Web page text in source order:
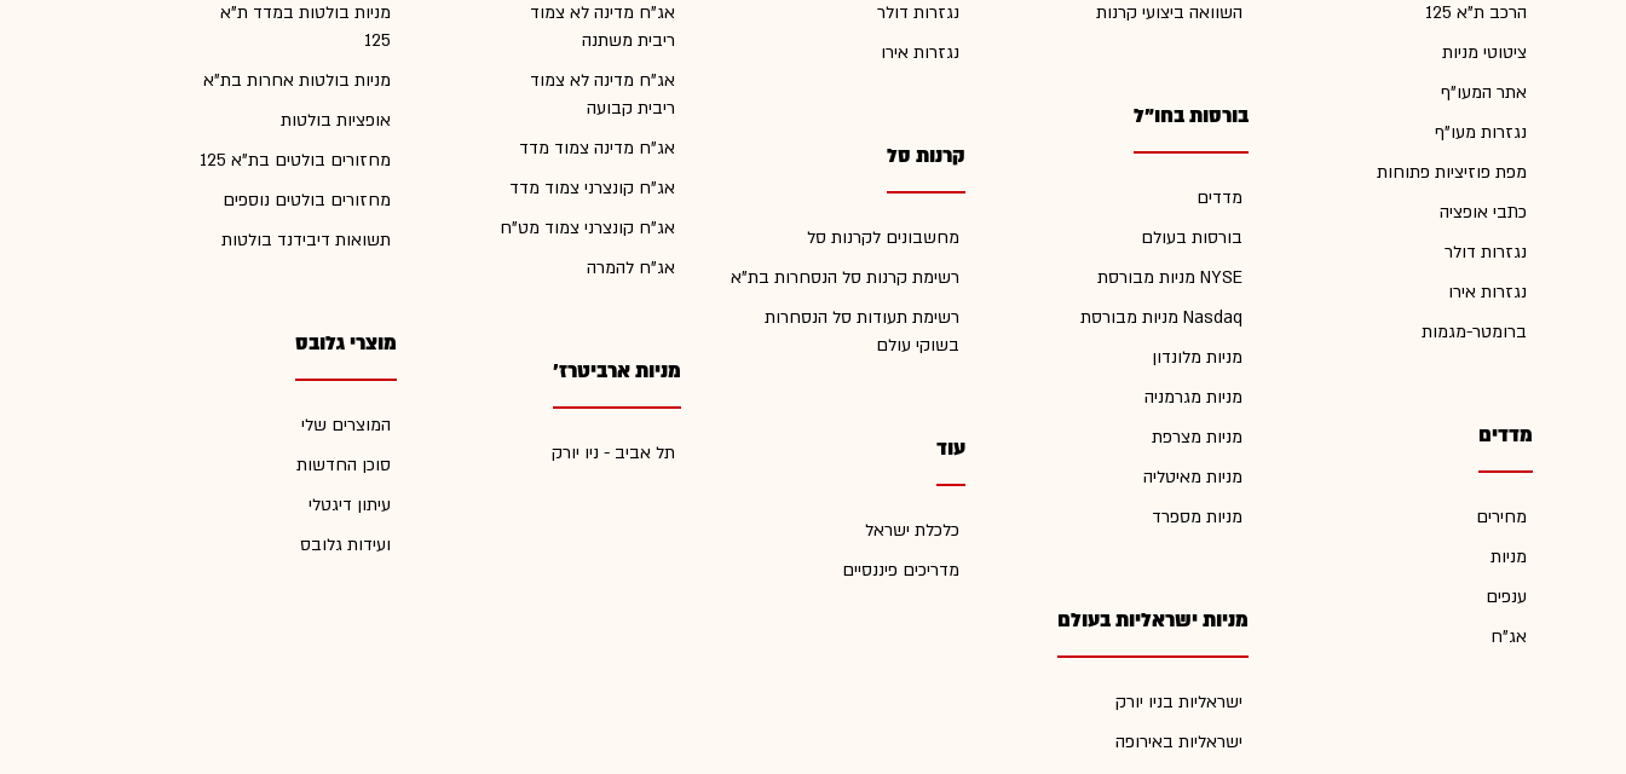
הרכב ת"א 125
ציטוטי מניות
אתר המעו"ף
נגזרות מעו"ף
מפת פוזיציות פתוחות
כתבי אופציה
נגזרות דולר
נגזרות אירו
ברומטר-מגמות
מדדים
מחירים
מניות
ענפים
אג"ח
השוואה ביצועי קרנות
בורסות בחו"ל
מדדים
בורסות בעולם
מניות מבורסת NYSE
מניות מבורסת Nasdaq
מניות מלונדון
מניות מגרמניה
מניות מצרפת
מניות מאיטליה
מניות מספרד
מניות ישראליות בעולם
ישראליות בניו יורק
ישראליות באירופה
נגזרות דולר
נגזרות אירו
קרנות סל
מחשבונים לקרנות סל
רשימת קרנות סל הנסחרות בת"א
רשימת תעודות סל הנסחרות
בשוקי עולם
עוד
כלכלת ישראל
מדריכים פיננסיים
אג"ח מדינה לא צמוד
ריבית משתנה
אג"ח מדינה לא צמוד
ריבית קבועה
אג"ח מדינה צמוד מדד
אג"ח קונצרני צמוד מדד
אג"ח קונצרני צמוד מט"ח
אג"ח להמרה
מניות ארביטרז'
תל אביב - ניו יורק
מניות בולטות במדד ת"א
125
מניות בולטות אחרות בת"א
אופציות בולטות
מחזורים בולטים בת"א 125
מחזורים בולטים נוספים
תשואות דיבידנד בולטות
מוצרי גלובס
המוצרים שלי
סוכן החדשות
עיתון דיגטלי
ועידות גלובס